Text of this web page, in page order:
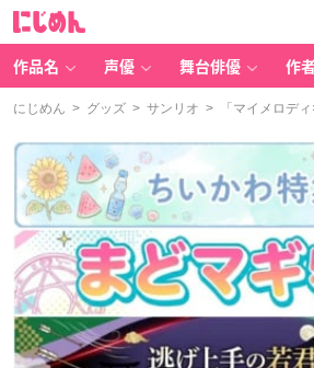
作品名 声優 舞台俳優 作
にじめん > グッズ > サンリオ > 「マイメロデ